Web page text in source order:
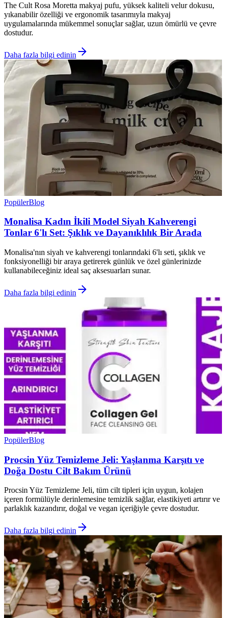
The Cult Rosa Moretta makyaj pufu, yüksek kaliteli velur dokusu,
yıkanabilir özelliği ve ergonomik tasarımıyla makyaj
uygulamalarında mükemmel sonuçlar sağlar, uzun ömürlü ve çevre
dostudur.
Daha fazla bilgi edinin
PopülerBlog
Monalisa Kadın İkili Model Siyah Kahverengi
Tonlar 6'lı Set: Şıklık ve Dayanıklılık Bir Arada
Monalisa'nın siyah ve kahverengi tonlarındaki 6'lı seti, şıklık ve
fonksiyonelliği bir araya getirerek günlük ve özel günlerinizde
kullanabileceğiniz ideal saç aksesuarları sunar.
Daha fazla bilgi edinin
PopülerBlog
Procsin Yüz Temizleme Jeli: Yaşlanma Karşıtı ve
Doğa Dostu Cilt Bakım Ürünü
Procsin Yüz Temizleme Jeli, tüm cilt tipleri için uygun, kolajen
içeren formülüyle derinlemesine temizlik sağlar, elastikiyeti artırır ve
parlaklık kazandırır, doğal ve vegan içeriğiyle çevre dostudur.
Daha fazla bilgi edinin